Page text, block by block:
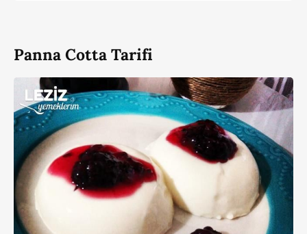
Panna Cotta Tarifi